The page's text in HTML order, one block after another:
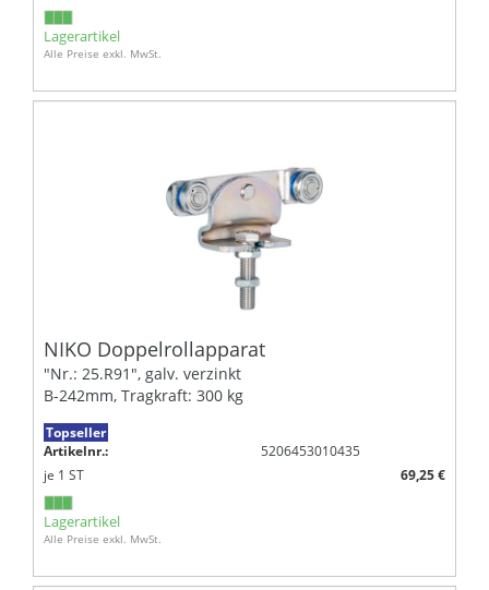
Lagerartikel
Alle Preise exkl. MwSt.
NIKO Doppelrollapparat
"Nr.: 25.R91", galv. verzinkt
B-242mm, Tragkraft: 300 kg
Topseller
Artikelnr.:
5206453010435
je 1 ST 69,25 €
Lagerartikel
Alle Preise exkl. MwSt.